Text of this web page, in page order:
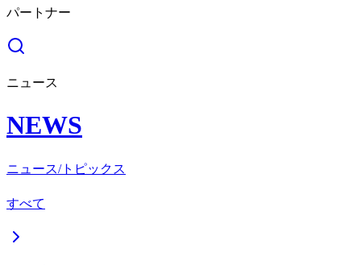
パートナー
ニュース
NEWS
ニュース/トピックス
すべて